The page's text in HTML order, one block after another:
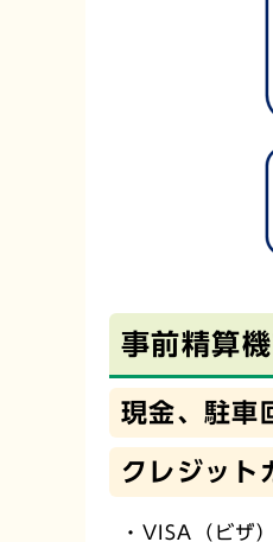
事前精算
現金、駐車
クレジット
・VISA（ビザ）